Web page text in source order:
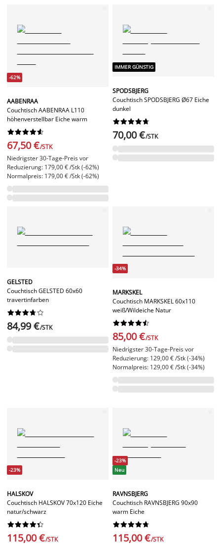
-62%
AABENRAA
Couchtisch AABENRAA L110
höhenverstellbar Eiche warm






67,50 €/STK
Niedrigster 30-Tage-Preis vor
Reduzierung: 179,00 € /Stk (-62%)
Normalpreis: 179,00 € /Stk (-62%)
IMMER GÜNSTIG
SPODSBJERG
Couchtisch SPODSBJERG Ø67 Eiche
dunkel






70,00 €/STK
GELSTED
Couchtisch GELSTED 60x60
travertinfarben






84,99 €/STK
-34%
MARKSKEL
Couchtisch MARKSKEL 60x110
weiß/Wildeiche Natur






85,00 €/STK
Niedrigster 30-Tage-Preis vor
Reduzierung: 129,00 € /Stk (-34%)
Normalpreis: 129,00 € /Stk (-34%)
-23%
HALSKOV
Couchtisch HALSKOV 70x120 Eiche
natur/schwarz






115,00 €/STK
-23%
Neu
RAVNSBJERG
Couchtisch RAVNSBJERG 90x90
warm Eiche






115,00 €/STK